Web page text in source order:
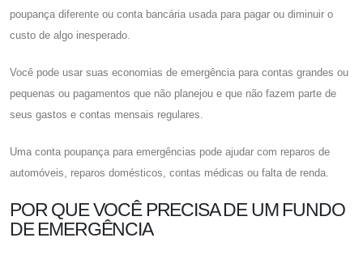
poupança diferente ou conta bancária usada para pagar ou diminuir o
custo de algo inesperado.
Você pode usar suas economias de emergência para contas grandes ou
pequenas ou pagamentos que não planejou e que não fazem parte de
seus gastos e contas mensais regulares.
Uma conta poupança para emergências pode ajudar com reparos de
automóveis, reparos domésticos, contas médicas ou falta de renda.
POR QUE VOCÊ PRECISA DE UM FUNDO
DE EMERGÊNCIA